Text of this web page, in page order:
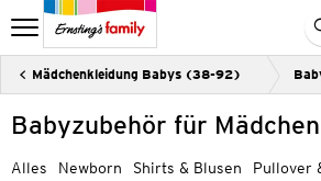
Mädchenkleidung Babys (38-92)
Babyzubehör für Mädchen
Alles Newborn Shirts & Blusen Pullover